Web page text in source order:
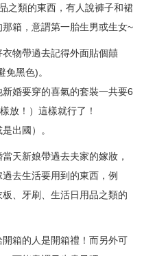
之類的東西，有人說褲子和裙
箱，意謂第一胎生男或生女~
物帶過去記得外面貼個囍
黑色)。
婚要穿的喜氣的套裝一共要6
放！）這樣就行了！
出國）。
當天新娘帶過去夫家的嫁妝，
去生活要用到的東西，例
、牙刷、生活日用品之類的
箱的人是開箱禮！而另外可